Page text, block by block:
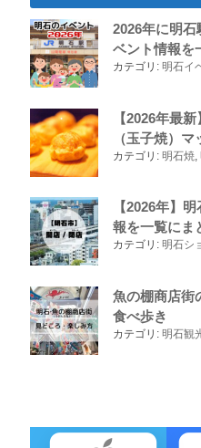
2026年に明石
ベント情報を
カテゴリ: 明石イ
【2026年最
（玉子焼）
カテゴリ: 明石焼
【2026年】
報を一覧にま
カテゴリ: 明石シ
魚の棚商店街
食べ歩き
カテゴリ: 明石観